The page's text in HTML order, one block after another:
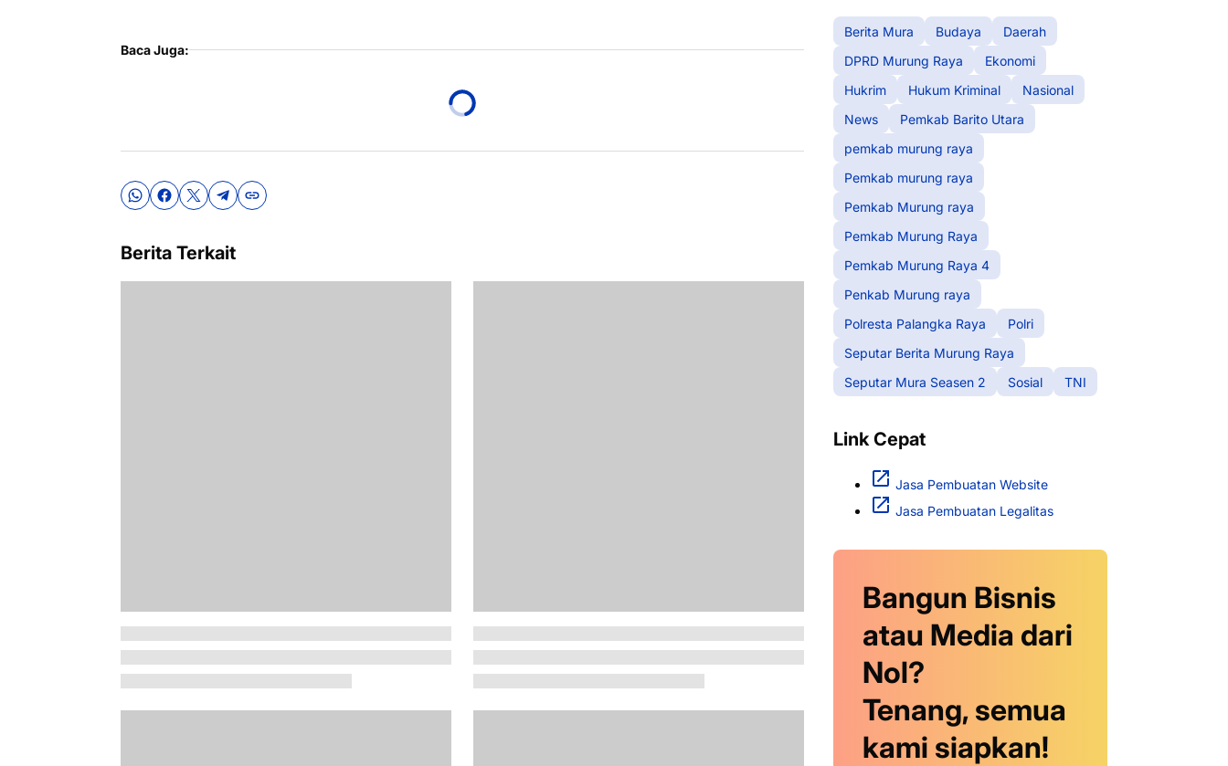
Baca Juga:
Berita Terkait
Berita Mura Budaya
Daerah
DPRD Murung Raya
Ekonomi
Hukrim
Hukum Kriminal
Nasional
News
Pemkab Barito Utara
pemkab murung raya
Pemkab murung raya
Pemkab Murung raya
Pemkab Murung Raya
Pemkab Murung Raya 4
Penkab Murung raya
Polresta Palangka Raya
Polri
Seputar Berita Murung Raya
Seputar Mura Seasen 2
Sosial TNI
Link Cepat
Jasa Pembuatan Website
Jasa Pembuatan Legalitas
Bangun Bisnis
atau Media dari
Nol?
Tenang, semua
kami siapkan!